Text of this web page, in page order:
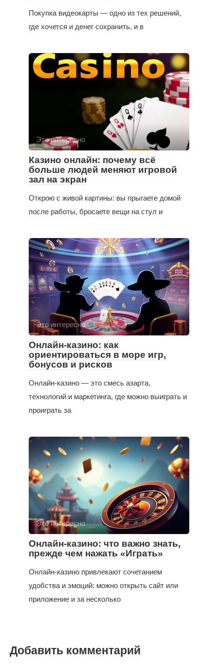
Покупка видеокарты — одно из тех решений,
где хочется и денег сохранить, и в
Это интересно
Казино онлайн: почему всё
больше людей меняют игровой
зал на экран
Открою с живой картины: вы прыгаете домой
после работы, бросаете вещи на стул и
Это интересно
Онлайн-казино: как
ориентироваться в море игр,
бонусов и рисков
Онлайн-казино — это смесь азарта,
технологий и маркетинга, где можно выиграть и
проиграть за
Это интересно
Онлайн-казино: что важно знать,
прежде чем нажать «Играть»
Онлайн-казино привлекают сочетанием
удобства и эмоций: можно открыть сайт или
приложение и за несколько
Добавить комментарий